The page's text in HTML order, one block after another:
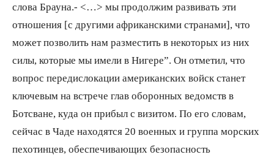
слова Брауна.- <…> мы продолжим развивать эти
отношения [с другими африканскими странами], что
может позволить нам разместить в некоторых из них
силы, которые мы имели в Нигере”. Он отметил, что
вопрос передислокации американских войск станет
ключевым на встрече глав оборонных ведомств в
Ботсване, куда он прибыл с визитом. По его словам,
сейчас в Чаде находятся 20 военных и группа морских
пехотинцев, обеспечивающих безопасность